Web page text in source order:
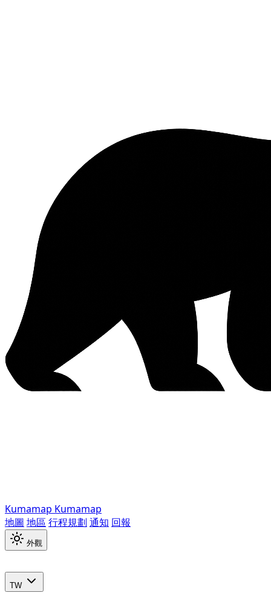
Kumamap Kumamap
地圖 地區 行程規劃 通知 回報
外觀
TW